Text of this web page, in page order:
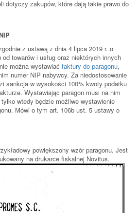
dotyczy zakupów, które dają takie prawo do
z ustawą z dnia 4 lipca 2019 r. o
towarów i usług oraz niektórych innych
można wystawiać faktury do paragonu,
numer NIP nabywcy. Za niedostosowanie
sankcja w wysokości 100% kwoty podatku
Wystawiając paragon musi na nim
wtedy będzie możliwe wystawienie
Mówi o tym art. 106b ust. 5 ustawy o
powiększony wzór paragonu. Jest
na drukarce fiskalnej Novitus.